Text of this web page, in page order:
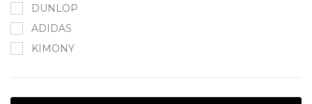
DUNLOP
ADIDAS
KIMONY